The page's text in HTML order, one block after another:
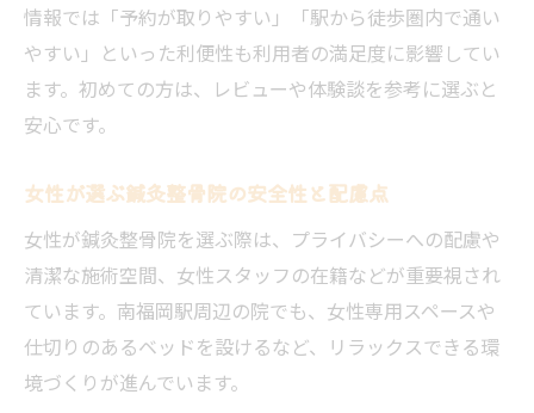
情報では「予約が取りやすい」「駅から徒歩圏内で通い
やすい」といった利便性も利用者の満足度に影響してい
ます。初めての方は、レビューや体験談を参考に選ぶと
安心です。
女性が選ぶ鍼灸整骨院の安全性と配慮点
女性が鍼灸整骨院を選ぶ際は、プライバシーへの配慮や
清潔な施術空間、女性スタッフの在籍などが重要視され
ています。南福岡駅周辺の院でも、女性専用スペースや
仕切りのあるベッドを設けるなど、リラックスできる環
境づくりが進んでいます。